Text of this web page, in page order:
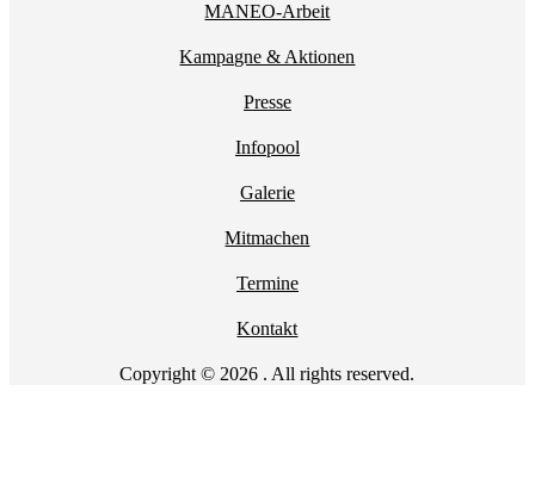
MANEO-Arbeit
Kampagne & Aktionen
Presse
Infopool
Galerie
Mitmachen
Termine
Kontakt
Copyright © 2026 . All rights reserved.